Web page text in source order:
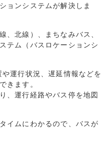
ョンシステムが解決しま
、北線）、まちなみバス、
テム（バスロケーションシ
運行状況、遅延情報などを
きます。
、運行経路やバス停を地図
イムにわかるので、バスが